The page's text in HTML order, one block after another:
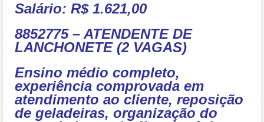
Salário: R$ 1.621,00
8852775 – ATENDENTE DE
LANCHONETE (2 VAGAS)
Ensino médio completo,
experiência comprovada em
atendimento ao cliente, reposição
de geladeiras, organização do